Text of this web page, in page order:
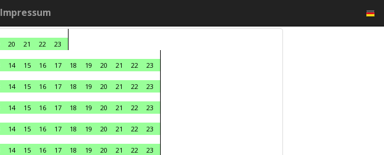
Impressum
20 21 22
23
14 15 16 17 18 19 20 21 22
23
14 15 16 17 18 19 20 21 22
23
14 15 16 17 18 19 20 21 22
23
14 15 16 17 18 19 20 21 22
23
14 15 16 17 18 19 20 21 22
23